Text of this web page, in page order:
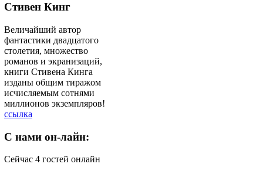
Стивен Кинг
Величайший автор
фантастики двадцатого
столетия, множество
романов и экранизаций,
книги Стивена Кинга
изданы общим тиражом
исчисляемым сотнями
миллионов экземпляров!
ссылка
C нами он-лайн:
Сейчас 4 гостей онлайн